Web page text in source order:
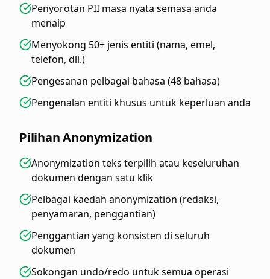
Penyorotan PII masa nyata semasa anda
menaip
Menyokong 50+ jenis entiti (nama, emel,
telefon, dll.)
Pengesanan pelbagai bahasa (48 bahasa)
Pengenalan entiti khusus untuk keperluan anda
Pilihan Anonymization
Anonymization teks terpilih atau keseluruhan
dokumen dengan satu klik
Pelbagai kaedah anonymization (redaksi,
penyamaran, penggantian)
Penggantian yang konsisten di seluruh
dokumen
Sokongan undo/redo untuk semua operasi